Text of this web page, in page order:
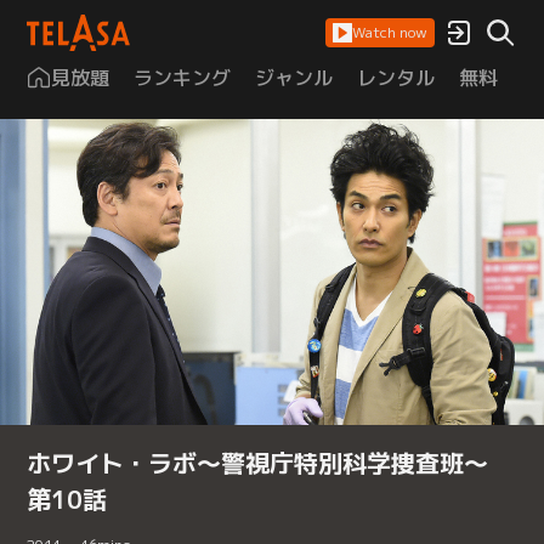
Watch now
見放題 ランキング ジャンル レンタル 無料
ホワイト・ラボ～警視庁特別科学捜査班～
第10話